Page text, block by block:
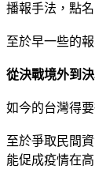
播報手法，點
至於早一些的
從決戰境外到
如今的台灣得
至於爭取民間
能促成疫情在